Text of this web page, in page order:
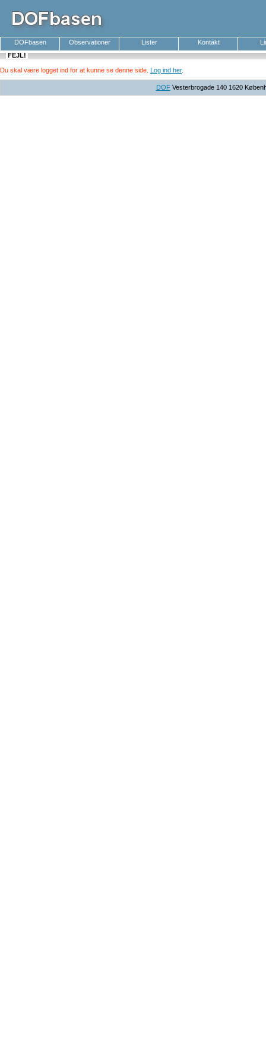
DOFbasen Observationer Lister Kontakt
FEJL!
Du skal være logget ind for at kunne se denne side Log ind her.
DOFVesterbrogade 140 1620